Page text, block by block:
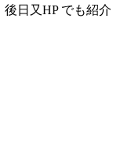
日又HP でも紹介